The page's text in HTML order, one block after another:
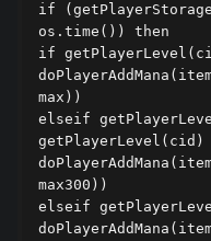
if
os.time()) then
if
max))
elseif
max300))
elseif